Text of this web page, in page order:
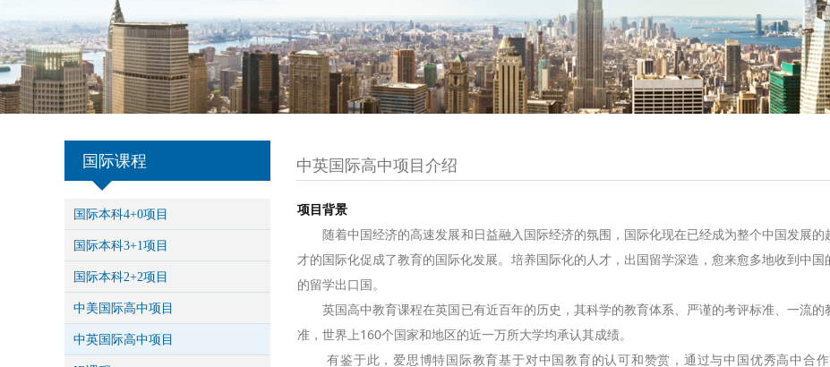
中英国际高中项目介绍
项目背景
随着中国经济的高速发展和日益融入国际经济的氛围，国际化现在已经成为整个中国发展的
才的国际化促成了教育的国际化发展。培养国际化的人才，出国留学深造，愈来愈多地收到中
的留学出口国。
英国高中教育课程在英国已有近百年的历史，其科学的教育体系、严谨的考评标准、一流的
准，世界上160个国家和地区的近一万所大学均承认其成绩。
有鉴于此，爱思博特国际教育基于对中国教育的认可和赞赏，通过与中国优秀高中合
国际课程
国际本科4+0项目
国际本科3+1项目
国际本科2+2项目
中美国际高中项目
中英国际高中项目